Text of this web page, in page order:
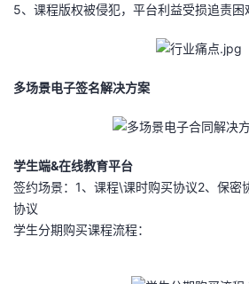
的
发
者
我
Programs
的
支
5、课程版权被侵犯，平台利益受损追责困
多场景电子签名解决方案
学生端&在线教育平台
签约场景：1、课程\课时购买协议2、保密
协议
学生分期购买课程流程：